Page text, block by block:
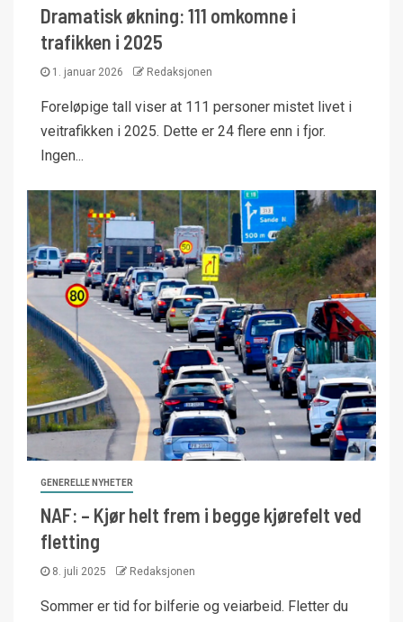
Dramatisk økning: 111 omkomne i
trafikken i 2025
1. januar 2026 Redaksjonen
Foreløpige tall viser at 111 personer mistet livet i
veitrafikken i 2025. Dette er 24 flere enn i fjor.
Ingen...
GENERELLE NYHETER
NAF: – Kjør helt frem i begge kjørefelt ved
fletting
8. juli 2025 Redaksjonen
Sommer er tid for bilferie og veiarbeid. Fletter du